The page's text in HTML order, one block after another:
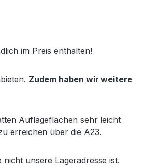
im Preis enthalten!
Zudem haben wir weitere
Auflageflächen sehr leicht
erreichen über die A23.
unsere Lageradresse ist.